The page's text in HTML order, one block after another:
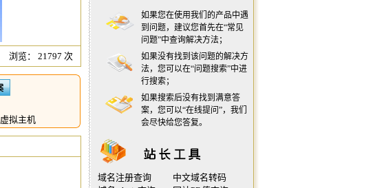
浏览： 21797 次
虚拟主机
如果您在使用我们的产品中遇
到问题，建议您首先在“常见
问题”中查询解决方法；
如果没有找到该问题的解决方
法，您可以在“问题搜索”中进
行搜索；
如果搜索后没有找到满意答
案，您可以“在线提问 ”，我们
会尽快给您答复。
域名注册查询
中文域名转码